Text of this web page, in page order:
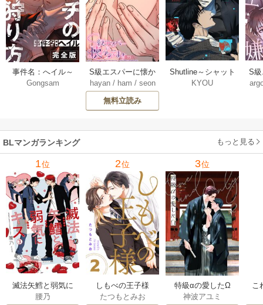
事件名：へイル～
シャチの狩り方～
Gongsam
S級エスパーに懐か
れてます【タテヨ
ミ】 75巻
hayan/ ham / seon
eedyou
無料立読み
Shutline～シャット
ライン～【タテヨ
KYOU
S
れ
BLマンガランキング もっと見る
1位
滅法矢鱈と弱気に
キス【コミックス
腰乃
2位
しもべの王子様
【描き下ろしおま
たつもとみお
3位
特級αの愛したΩ
神波アユミ
こ